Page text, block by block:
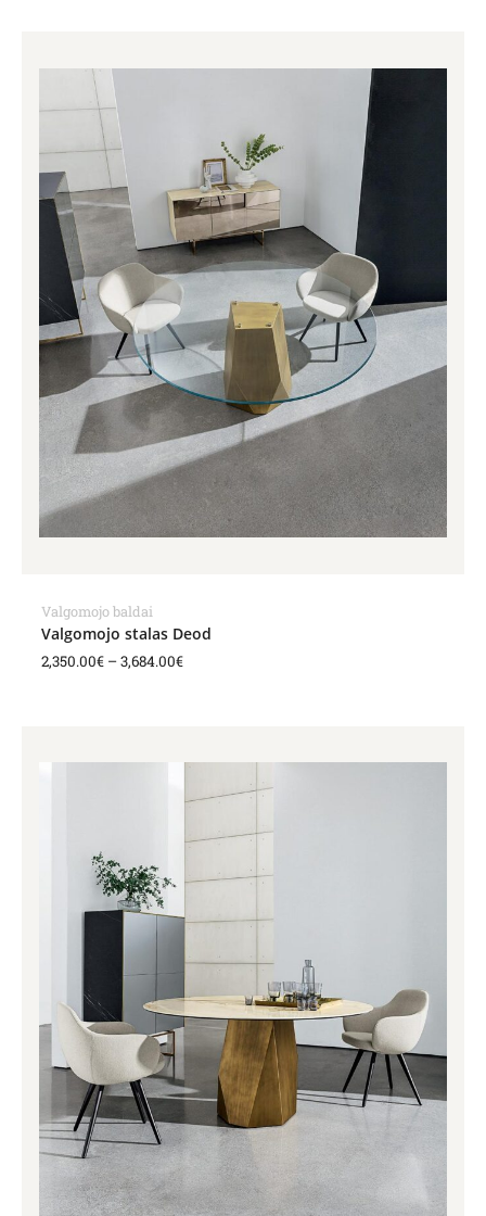
Valgomojo baldai
Valgomojo stalas Deod
2,350.00€ –3,684.00€
2,350.00€
2,465.00€
4,371.00€